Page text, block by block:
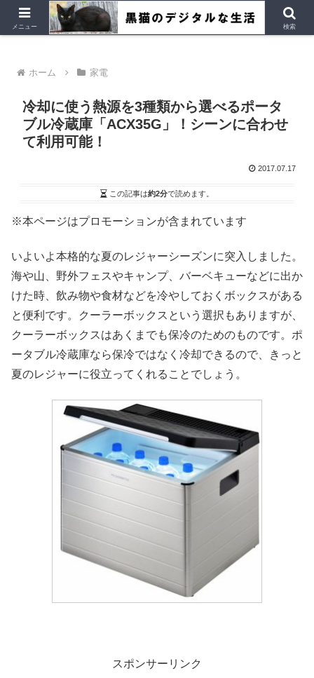
デジタルデバイス、Ubuntu など
ホーム 家電
冷却に使う熱源を3種類から選べるポータ
ブル冷蔵庫「ACX35G」！シーンに合わせ
て利用可能！
2017.07.17
この記事は約2分で読めます。
※本ページはプロモーションが含まれています
いよいよ本格的な夏のレジャーシーズンに突入しました。
海や山、野外フェスやキャンプ、バーベキューなどに出か
けた時、飲み物や食材などを冷やしておくボックスがある
と便利です。クーラーボックスという選択もありますが、
クーラーボックスはあくまでも保冷のためのものです。ポ
ータブル冷蔵庫なら保冷ではなく冷却できるので、きっと
夏のレジャーに役立ってくれることでしょう。
スポンサーリンク
メニュー 検索